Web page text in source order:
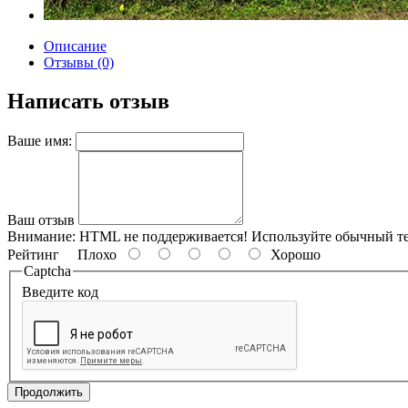
Описание
Отзывы (0)
Написать отзыв
Ваше имя:
Ваш отзыв
Внимание: HTML не поддерживается! Используйте обычный
Рейтинг Плохо
Хорошо
Captcha
Введите код
Продолжить